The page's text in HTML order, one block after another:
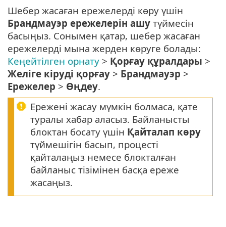
Шебер жасаған ережелерді көру үшін
Брандмауэр ережелерін ашу түймесін
басыңыз. Сонымен қатар, шебер жасаған
ережелерді мына жерден көруге болады:
Кеңейтілген орнату > Қорғау құралдары >
Желіге кіруді қорғау > Брандмауэр >
Ережелер > Өңдеу.
Ережені жасау мүмкін болмаса, қате
туралы хабар аласыз. Байланысты
блоктан босату үшін Қайталап көру
түймешігін басып, процесті
қайталаңыз немесе блокталған
байланыс тізімінен басқа ереже
жасаңыз.